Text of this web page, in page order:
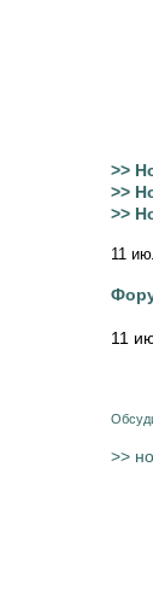
>>
>>
>>
11
11
>>